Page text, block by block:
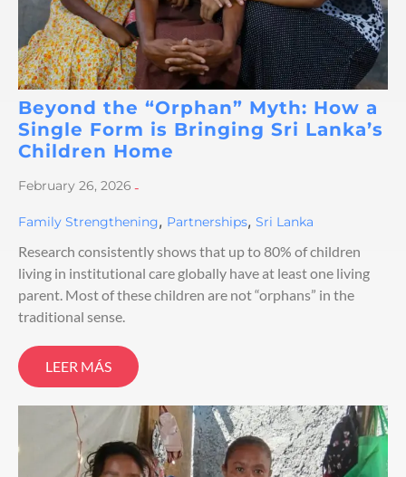
Beyond the “Orphan” Myth: How a
Single Form is Bringing Sri Lanka’s
Children Home
February 26, 2026 -
Family Strengthening, Partnerships, Sri Lanka
Research consistently shows that up to 80% of children
living in institutional care globally have at least one living
parent. Most of these children are not “orphans” in the
traditional sense.
LEER MÁS